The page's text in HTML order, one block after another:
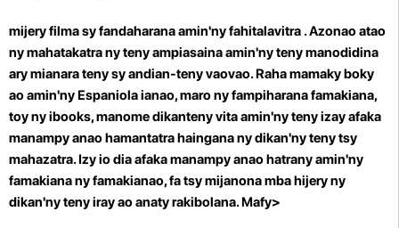
mijery filma sy fandaharana amin'ny fahitalavitra . Azonao atao
ny mahatakatra ny teny ampiasaina amin'ny teny manodidina
ary mianara teny sy andian-teny vaovao.Raha mamaky boky
ao amin'ny Espaniola ianao, maro ny fampiharana famakiana,
toy ny ibooks, manome dikanteny vita amin'ny teny izay afaka
manampy anao hamantatra haingana ny dikan'ny teny tsy
mahazatra. Izy io dia afaka manampy anao hatrany amin'ny
famakiana ny famakianao, fa tsy mijanona mba hijery ny
dikan'ny teny iray ao anaty rakibolana.Mafy>